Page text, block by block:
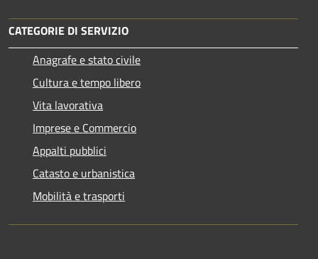
CATEGORIE DI SERVIZIO
Anagrafe e stato civile
Cultura e tempo libero
Vita lavorativa
Imprese e Commercio
Appalti pubblici
Catasto e urbanistica
Mobilità e trasporti